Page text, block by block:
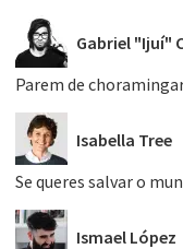
Gabriel "Ijuí"
Parem de
Isabella Tree
Se queres salvar o
Ismael López